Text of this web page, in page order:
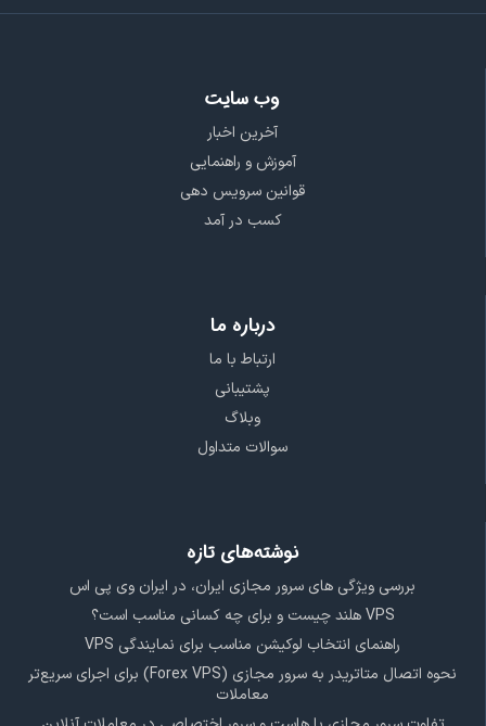
وب سایت
آخرین اخبار
آموزش و راهنمایی
قوانین سرویس دهی
کسب در آمد
درباره ما
ارتباط با ما
پشتیبانی
وبلاگ
سوالات متداول
نوشته‌های تازه
بررسی ویژگی‌ های سرور مجازی ایران، در ایران وی پی اس
VPS هلند چیست و برای چه کسانی مناسب است؟
راهنمای انتخاب لوکیشن مناسب برای نمایندگی VPS
نحوه اتصال متاتریدر به سرور مجازی (Forex VPS) برای اجرای سریع‌تر
معاملات